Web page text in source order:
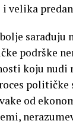
velika
podrške
koju
od